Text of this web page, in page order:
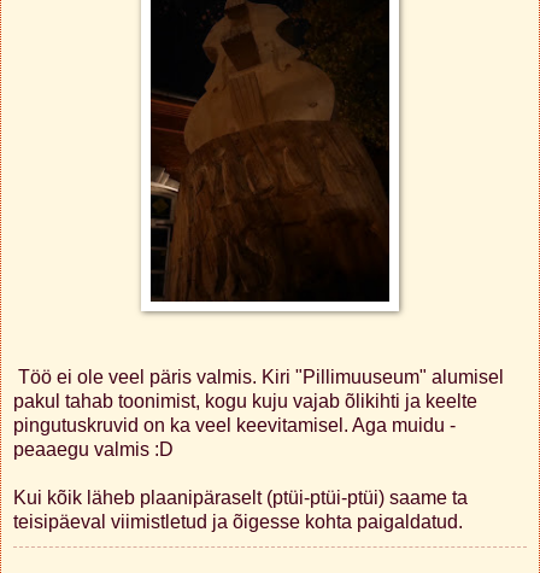
Töö ei ole veel päris valmis. Kiri "Pillimuuseum" alumisel
pakul tahab toonimist, kogu kuju vajab õlikihti ja keelte
pingutuskruvid on ka veel keevitamisel. Aga muidu -
peaaegu valmis :D
Kui kõik läheb plaanipäraselt (ptüi-ptüi-ptüi) saame ta
teisipäeval viimistletud ja õigesse kohta paigaldatud.